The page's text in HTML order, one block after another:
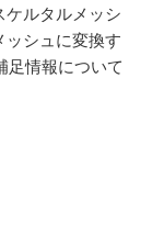
ルタルメッシ
ッシュに変換す
足情報について